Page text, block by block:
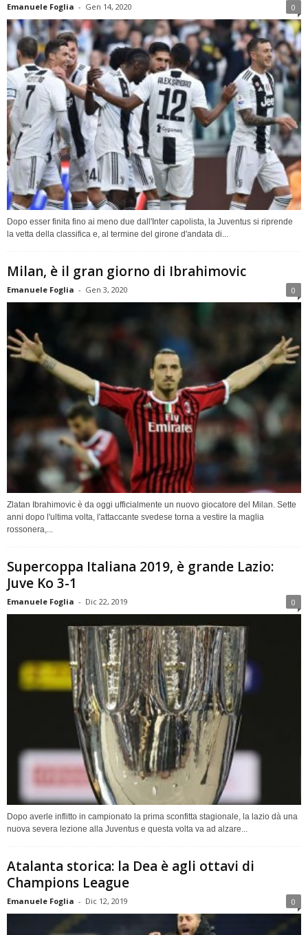
Emanuele Foglia - Gen 14, 2020 0
Dopo esser finita fino ai meno due dall'Inter capolista, la Juventus si riprende
la vetta della classifica e, al termine del girone d'andata di...
Milan, è il gran giorno di Ibrahimovic
Emanuele Foglia - Gen 3, 2020 0
Zlatan Ibrahimovic è da oggi ufficialmente un nuovo giocatore del Milan. Sette
anni dopo l'ultima volta, l'attaccante svedese torna a vestire la maglia
rossonera,...
Supercoppa Italiana 2019, è grande Lazio:
Juve Ko 3-1
Emanuele Foglia - Dic 22, 2019 0
Dopo averle inflitto in campionato la prima sconfitta stagionale, la lazio dà una
nuova severa lezione alla Juventus e questa volta va ad alzare...
Atalanta storica: la Dea è agli ottavi di
Champions League
Emanuele Foglia - Dic 12, 2019 0